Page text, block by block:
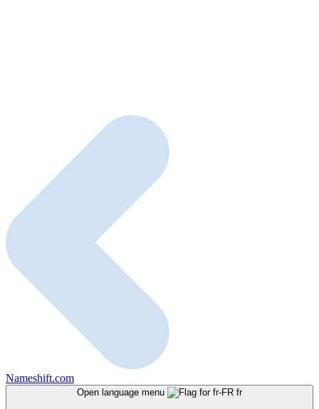
Nameshift.com
Open language menu fr